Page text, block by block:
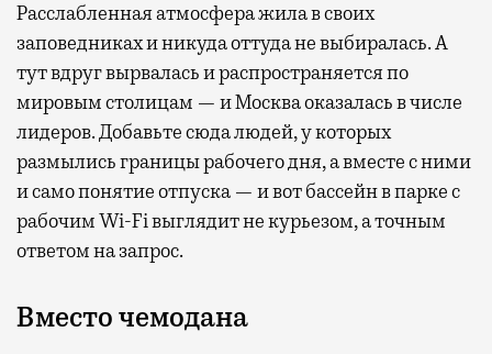
Расслабленная атмосфера жила в своих
заповедниках и никуда оттуда не выбиралась. А
тут вдруг вырвалась и распространяется по
мировым столицам — и Москва оказалась в числе
лидеров. Добавьте сюда людей, у которых
размылись границы рабочего дня, а вместе с ними
и само понятие отпуска — и вот бассейн в парке с
рабочим Wi-Fi выглядит не курьезом, а точным
ответом на запрос.
Вместо чемодана